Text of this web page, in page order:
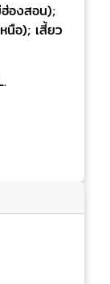
ฮ่องสอน);
นือ); เสี้ยว